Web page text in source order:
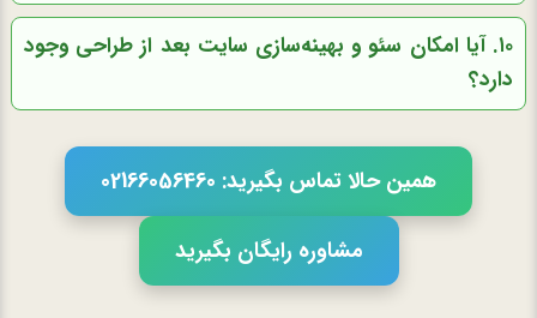
۱۰. آیا امکان سئو و بهینه‌سازی سایت بعد از طراحی وجود
دارد؟
همین حالا تماس بگیرید: 02166056460
مشاوره رایگان بگیرید